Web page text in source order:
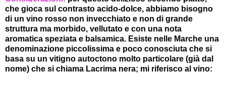
che gioca sul contrasto acido-dolce, abbiamo bisogno
di un vino rosso non invecchiato e non di grande
struttura ma morbido, vellutato e con una nota
aromatica speziata e balsamica. Esiste nelle Marche una
denominazione piccolissima e poco conosciuta che si
basa su un vitigno autoctono molto particolare (già dal
nome) che si chiama Lacrima nera; mi riferisco al vino: